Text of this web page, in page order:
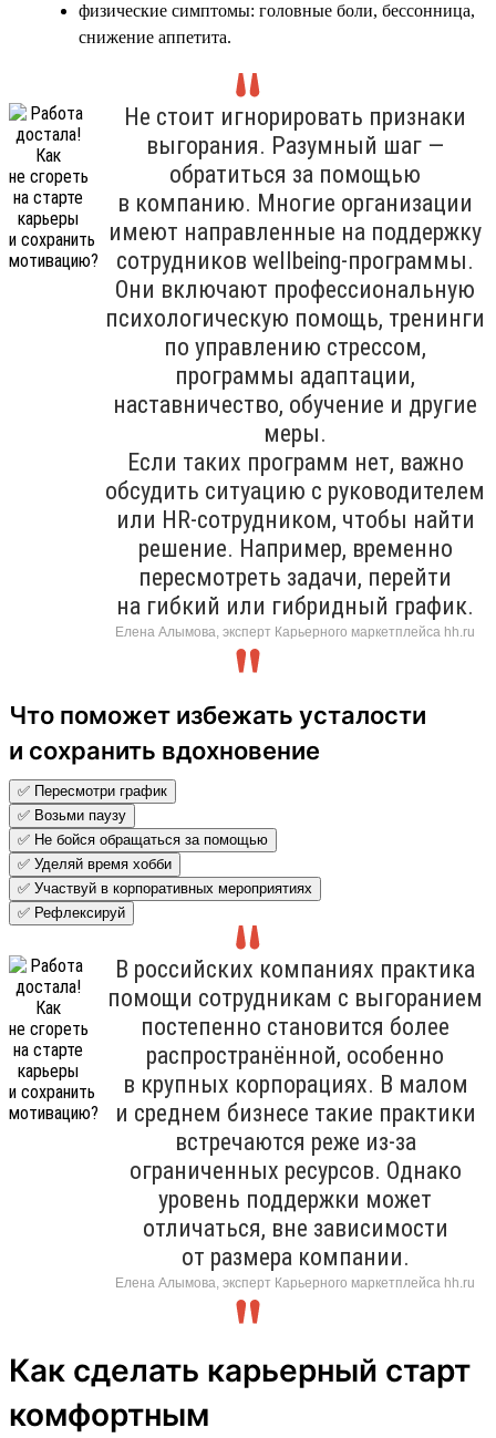
физические симптомы: головные боли, бессонница,
снижение аппетита.
Не стоит игнорировать признаки
выгорания. Разумный шаг —
обратиться за помощью
в компанию. Многие организации
имеют направленные на поддержку
сотрудников wellbeing-программы.
Они включают профессиональную
психологическую помощь, тренинги
по управлению стрессом,
программы адаптации,
наставничество, обучение и другие
меры.
Если таких программ нет, важно
обсудить ситуацию с руководителем
или HR-сотрудником, чтобы найти
решение. Например, временно
пересмотреть задачи, перейти
на гибкий или гибридный график.
Елена Алымова, эксперт Карьерного маркетплейса hh.ru
Что поможет избежать усталости
и сохранить вдохновение
✅ Пересмотри график
✅ Возьми паузу
✅ Не бойся обращаться за помощью
✅ Уделяй время хобби
✅ Участвуй в корпоративных мероприятиях
✅ Рефлексируй
В российских компаниях практика
помощи сотрудникам с выгоранием
постепенно становится более
распространённой, особенно
в крупных корпорациях. В малом
и среднем бизнесе такие практики
встречаются реже из-за
ограниченных ресурсов. Однако
уровень поддержки может
отличаться, вне зависимости
от размера компании.
Елена Алымова, эксперт Карьерного маркетплейса hh.ru
Как сделать карьерный старт
комфортным